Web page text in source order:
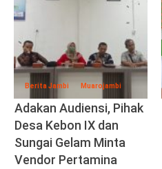
Berita Jambi Muarojambi
Adakan Audiensi, Pihak
Desa Kebon IX dan
Sungai Gelam Minta
Vendor Pertamina